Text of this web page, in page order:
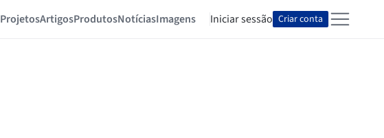
ProjetosArtigosProdutosNotíciasImagens Iniciar sessão Criar conta